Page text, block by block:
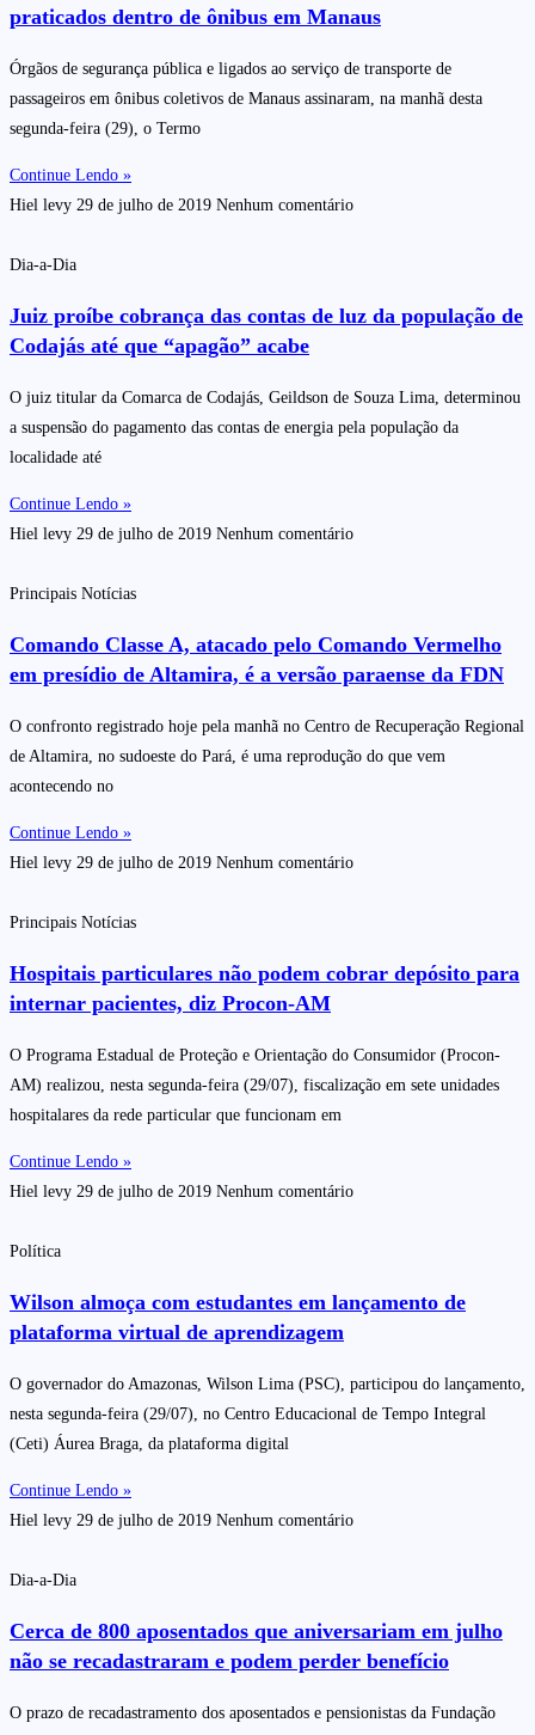
praticados dentro de ônibus em Manaus
Órgãos de segurança pública e ligados ao serviço de transporte de
passageiros em ônibus coletivos de Manaus assinaram, na manhã desta
segunda-feira (29), o Termo
Continue Lendo »
Hiel levy 29 de julho de 2019 Nenhum comentário
Dia-a-Dia
Juiz proíbe cobrança das contas de luz da população de
Codajás até que “apagão” acabe
O juiz titular da Comarca de Codajás, Geildson de Souza Lima, determinou
a suspensão do pagamento das contas de energia pela população da
localidade até
Continue Lendo »
Hiel levy 29 de julho de 2019 Nenhum comentário
Principais Notícias
Comando Classe A, atacado pelo Comando Vermelho
em presídio de Altamira, é a versão paraense da FDN
O confronto registrado hoje pela manhã no Centro de Recuperação Regional
de Altamira, no sudoeste do Pará, é uma reprodução do que vem
acontecendo no
Continue Lendo »
Hiel levy 29 de julho de 2019 Nenhum comentário
Principais Notícias
Hospitais particulares não podem cobrar depósito para
internar pacientes, diz Procon-AM
O Programa Estadual de Proteção e Orientação do Consumidor (Procon-
AM) realizou, nesta segunda-feira (29/07), fiscalização em sete unidades
hospitalares da rede particular que funcionam em
Continue Lendo »
Hiel levy 29 de julho de 2019 Nenhum comentário
Política
Wilson almoça com estudantes em lançamento de
plataforma virtual de aprendizagem
O governador do Amazonas, Wilson Lima (PSC), participou do lançamento,
nesta segunda-feira (29/07), no Centro Educacional de Tempo Integral
(Ceti) Áurea Braga, da plataforma digital
Continue Lendo »
Hiel levy 29 de julho de 2019 Nenhum comentário
Dia-a-Dia
Cerca de 800 aposentados que aniversariam em julho
não se recadastraram e podem perder benefício
O prazo de recadastramento dos aposentados e pensionistas da Fundação